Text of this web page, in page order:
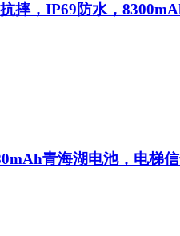
摔，IP69防水，
青海湖电池，电梯